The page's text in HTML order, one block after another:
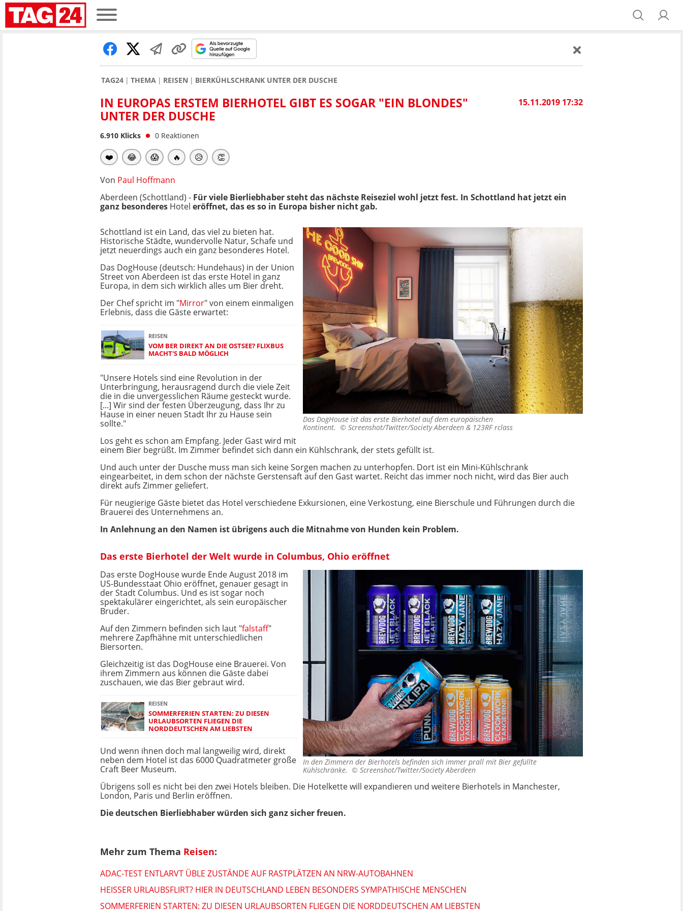
TAG24 THEMA REISEN BIERKÜHLSCHRANK UNTER DER DUSCHE
15.11.2019 17:32
IN EUROPAS ERSTEM BIERHOTEL GIBT ES SOGAR "EIN BLONDES"
UNTER DER DUSCHE
6.910 Klicks 0 Reaktionen
❤️ 😂 😱 🔥 😥 👏
Von Paul Hoffmann
Aberdeen (Schottland) - Für viele Bierliebhaber steht das nächste Reiseziel wohl jetzt fest. In Schottland hat jetzt ein
ganz besonderes Hotel eröffnet, das es so in Europa bisher nicht gab.
Das DogHouse ist das erste Bierhotel auf dem europäischen
Kontinent. © Screenshot/Twitter/Society Aberdeen & 123RF rclass
Schottland ist ein Land, das viel zu bieten hat.
Historische Städte, wundervolle Natur, Schafe und
jetzt neuerdings auch ein ganz besonderes Hotel.
Das DogHouse (deutsch: Hundehaus) in der Union
Street von Aberdeen ist das erste Hotel in ganz
Europa, in dem sich wirklich alles um Bier dreht.
Der Chef spricht im "Mirror" von einem einmaligen
Erlebnis, dass die Gäste erwartet:
REISEN
VOM BER DIREKT AN DIE OSTSEE? FLIXBUS
MACHT'S BALD MÖGLICH
"Unsere Hotels sind eine Revolution in der
Unterbringung, herausragend durch die viele Zeit
die in die unvergesslichen Räume gesteckt wurde.
[...] Wir sind der festen Überzeugung, dass Ihr zu
Hause in einer neuen Stadt Ihr zu Hause sein
sollte."
Los geht es schon am Empfang. Jeder Gast wird mit
einem Bier begrüßt. Im Zimmer befindet sich dann ein Kühlschrank, der stets gefüllt ist.
Und auch unter der Dusche muss man sich keine Sorgen machen zu unterhopfen. Dort ist ein Mini-Kühlschrank
eingearbeitet, in dem schon der nächste Gerstensaft auf den Gast wartet. Reicht das immer noch nicht, wird das Bier auch
direkt aufs Zimmer geliefert.
Für neugierige Gäste bietet das Hotel verschiedene Exkursionen, eine Verkostung, eine Bierschule und Führungen durch die
Brauerei des Unternehmens an.
In Anlehnung an den Namen ist übrigens auch die Mitnahme von Hunden kein Problem.
Das erste Bierhotel der Welt wurde in Columbus, Ohio eröffnet
In den Zimmern der Bierhotels befinden sich immer prall mit Bier gefüllte
Kühlschränke. © Screenshot/Twitter/Society Aberdeen
Das erste DogHouse wurde Ende August 2018 im
US-Bundesstaat Ohio eröffnet, genauer gesagt in
der Stadt Columbus. Und es ist sogar noch
spektakulärer eingerichtet, als sein europäischer
Bruder.
Auf den Zimmern befinden sich laut "falstaff"
mehrere Zapfhähne mit unterschiedlichen
Biersorten.
Gleichzeitig ist das DogHouse eine Brauerei. Von
ihrem Zimmern aus können die Gäste dabei
zuschauen, wie das Bier gebraut wird.
REISEN
SOMMERFERIEN STARTEN: ZU DIESEN
URLAUBSORTEN FLIEGEN DIE
NORDDEUTSCHEN AM LIEBSTEN
Und wenn ihnen doch mal langweilig wird, direkt
neben dem Hotel ist das 6000 Quadratmeter große
Craft Beer Museum.
Übrigens soll es nicht bei den zwei Hotels bleiben. Die Hotelkette will expandieren und weitere Bierhotels in Manchester,
London, Paris und Berlin eröffnen.
Die deutschen Bierliebhaber würden sich ganz sicher freuen.
Mehr zum Thema Reisen:
ADAC-TEST ENTLARVT ÜBLE ZUSTÄNDE AUF RASTPLÄTZEN AN NRW-AUTOBAHNEN
HEISSER URLAUBSFLIRT? HIER IN DEUTSCHLAND LEBEN BESONDERS SYMPATHISCHE MENSCHEN
SOMMERFERIEN STARTEN: ZU DIESEN URLAUBSORTEN FLIEGEN DIE NORDDEUTSCHEN AM LIEBSTEN